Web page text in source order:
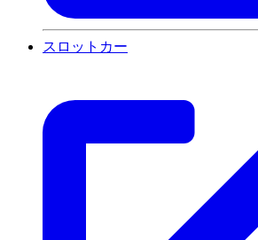
スロットカー